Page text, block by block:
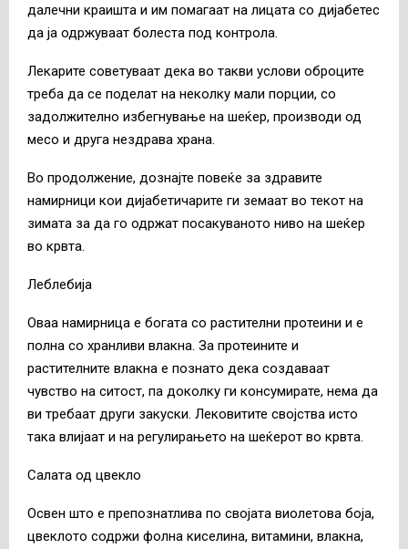
далечни краишта и им помагаат на лицата со дијабетес
да ја одржуваат болеста под контрола.
Лекарите советуваат дека во такви услови оброците
треба да се поделат на неколку мали порции, со
задолжително избегнување на шеќер, производи од
месо и друга нездрава храна.
Во продолжение, дознајте повеќе за здравите
намирници кои дијабетичарите ги земаат во текот на
зимата за да го одржат посакуваното ниво на шеќер
во крвта.
Леблебија
Оваа намирница е богата со растителни протеини и е
полна со хранливи влакна. За протеините и
растителните влакна е познато дека создаваат
чувство на ситост, па доколку ги консумирате, нема да
ви требаат други закуски. Лековитите својства исто
така влијаат и на регулирањето на шеќерот во крвта.
Салата од цвекло
Освен што е препознатлива по својата виолетова боја,
цвеклото содржи фолна киселина, витамини, влакна,